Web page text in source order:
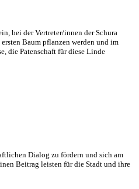
bei der Vertreter/innen der Schura
Baum pflanzen werden und im
die Patenschaft für diese Linde
Dialog zu fördern und sich am
Beitrag leisten für die Stadt und ihre